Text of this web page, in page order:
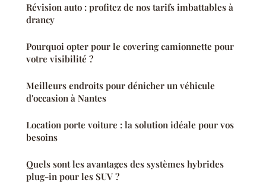
Révision auto : profitez de nos tarifs imbattables à
drancy
Pourquoi opter pour le covering camionnette pour
votre visibilité ?
Meilleurs endroits pour dénicher un véhicule
d'occasion à Nantes
Location porte voiture : la solution idéale pour vos
besoins
Quels sont les avantages des systèmes hybrides
plug-in pour les SUV ?